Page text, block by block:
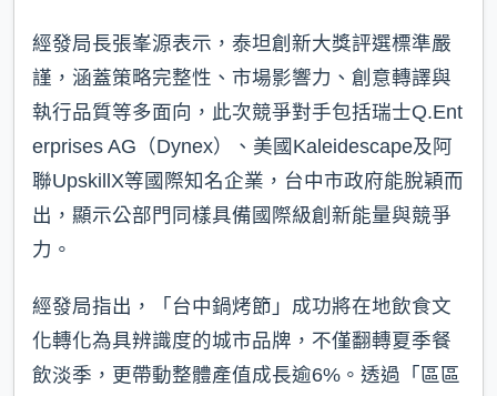
經發局長張峯源表示，泰坦創新大獎評選標準嚴
謹，涵蓋策略完整性、市場影響力、創意轉譯與
執行品質等多面向，此次競爭對手包括瑞士Q.Ent
erprises AG（Dynex）、美國Kaleidescape及阿
聯UpskillX等國際知名企業，台中市政府能脫穎而
出，顯示公部門同樣具備國際級創新能量與競爭
力。
經發局指出，「台中鍋烤節」成功將在地飲食文
化轉化為具辨識度的城市品牌，不僅翻轉夏季餐
飲淡季，更帶動整體產值成長逾6%。透過「區區